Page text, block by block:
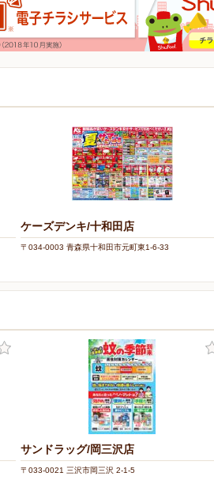
ケーズデンキ/十和田店
〒034-0003 青森県十和田市元町東1-6-33
サンドラッグ/岡三沢店
〒033-0021 三沢市岡三沢 2-1-5